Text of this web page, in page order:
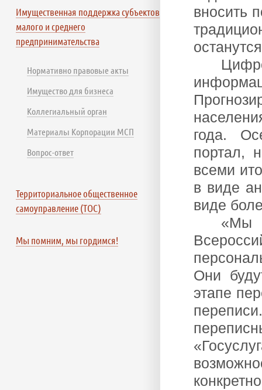
вносить
года.
портал,
всеми
в виде
виде
«Мы
Они
этапе
Имущественная поддержка субъектов
малого и среднего
предпринимательства
Нормативно правовые акты
Имущество для бизнеса
Коллегиальный орган
Материалы Корпорации МСП
Вопрос-ответ
Территориальное общественное
самоуправление (ТОС)
Мы помним, мы гордимся!